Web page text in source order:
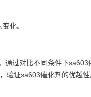
化。
通过对比不同条件下sa603
验证sa603催化剂的优越性